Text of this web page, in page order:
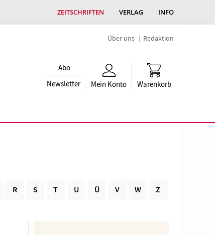
ZEITSCHRIFTEN VERLAG INFO
Über uns Redaktion
Abo
Newsletter
Mein Konto Warenkorb
R S T U Ü V W Z